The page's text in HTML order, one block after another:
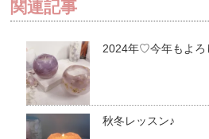
関連記事
2024年♡今年もよ
秋冬レッスン♪